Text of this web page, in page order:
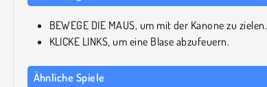
BEWEGE DIE MAUS, um mit der Kanone zu zielen.
KLICKE LINKS, um eine Blase abzufeuern.
Ähnliche Spiele